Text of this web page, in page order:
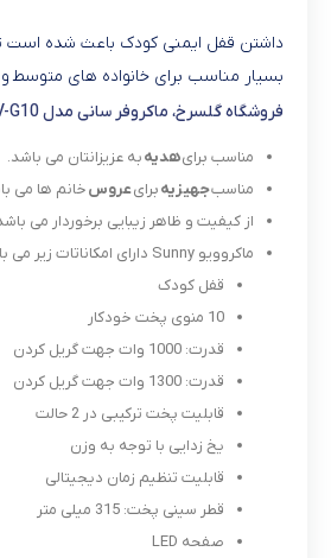
بسیار مناسب برای خانواده های متوسط
فروشگاه گلسرخ، ماکروفر سانی مدل SMV-G10 را به شما عزیزان پیشنهاد می دهد، زیرا :
مناسب برایهدیهبه عزیزانتان می باشد.
مناسبجهیزیهبرایعروسخانم ها می
از کیفیت و ظاهر زیبایی برخوردار می
ماکروویو Sunny دارای امکاناتات زیر می باشد:
قفل کودک
10 منوی پخت خودکار
قدرت: 1000 وات جهت گریل کردن
قدرت: 1300 وات جهت گریل کردن
قابلیت پخت ترکیبی در 2 حالت
یخ زدایی با توجه به وزن
قابلیت تنظیم زمان دیجیتالی
قطر سینی پخت: 315 میلی متر
صفحه LED